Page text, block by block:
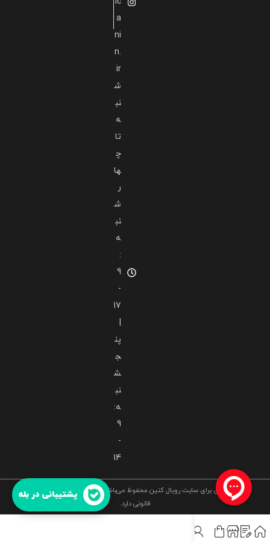
a
ni
n.
ir
ش
نب
ه
تا
چ
ها
ر
ش
نب
ه
:
9
-
17
|
پن
ج
ش
نب
ه:
9
-
14
کلیه حقوق برای سایت رویال کنین محفوظ می‌باشد و هرگونه کپی برداری، پیگرد
قانونی دارد.
پشتیبانی در بله